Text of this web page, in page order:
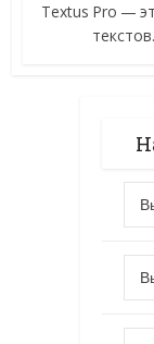
Textus Pro —